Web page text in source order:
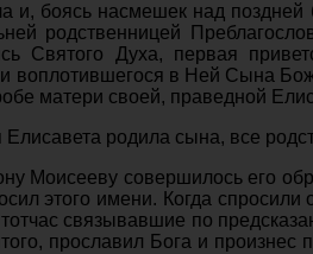
и, боясь насмешек над
родственницей
Святого Духа, первая
воплотившегося в Ней Сына
матери своей, праведной
родила сына, все
Моисееву совершилось его
этого имени. Когда
связывавшие по
прославил Бога и